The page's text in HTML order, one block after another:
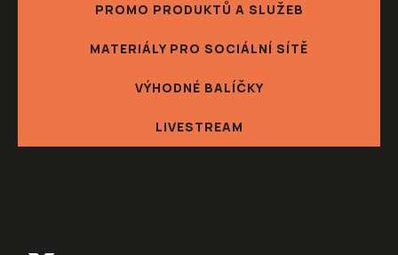
PROMO PRODUKTŮ A SLUŽEB
MATERIÁLY PRO SOCIÁLNÍ SÍTĚ
VÝHODNÉ BALÍČKY
LIVESTREAM